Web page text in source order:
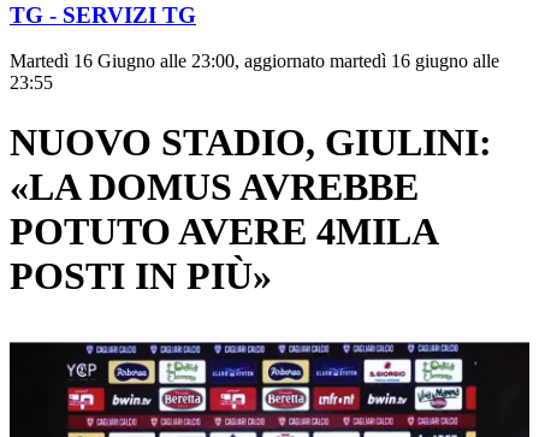
TG - SERVIZI TG
Martedì 16 Giugno alle 23:00, aggiornato martedì 16 giugno alle
23:55
NUOVO STADIO, GIULINI:
«LA DOMUS AVREBBE
POTUTO AVERE 4MILA
POSTI IN PIÙ»